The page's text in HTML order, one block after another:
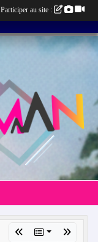
Participer au site :